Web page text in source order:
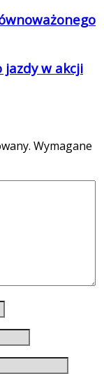
jazdy w akcji
Wymagane